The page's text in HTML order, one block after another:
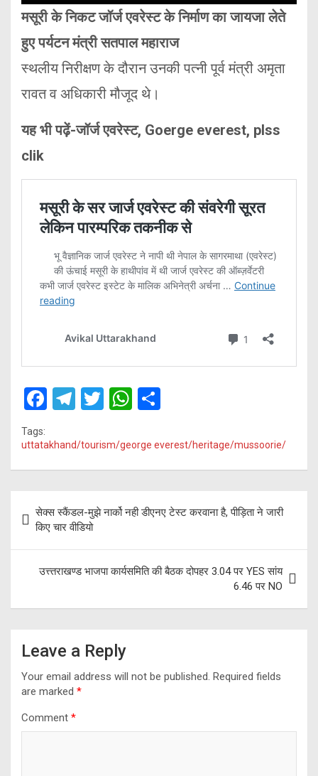
मसूरी के निकट जॉर्ज एवरेस्ट के निर्माण का जायजा लेते
हुए पर्यटन मंत्री सतपाल महाराज
स्थलीय निरीक्षण के दौरान उनकी पत्नी पूर्व मंत्री अमृता
रावत व अधिकारी मौजूद थे।
यह भी पढ़ें-जॉर्ज एवरेस्ट, Goerge everest, plss
clik
F
ce
b
o
k
T
e
gr
m
T
tt
er
W
at
s
p
ar
e
Tags:
uttatakhand/tourism/george everest/heritage/mussoorie/
Post
navigation
सेक्स स्कैंडल-मुझे नार्को नही डीएनए टेस्ट करवाना है, पीड़िता ने जारी
किए चार वीडियो
उत्त्तराखण्ड भाजपा कार्यसमिति की बैठक दोपहर 3.04 पर YES सांय
6.46 पर NO
Leave a Reply
Your email address will not be published. Required fields
are marked *
Comment *